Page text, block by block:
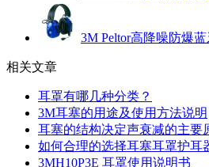
3M Peltor高降噪防爆
相关文章
耳罩有哪几种分类？
3M耳塞的用途及使用方法说明
耳塞的结构决定声衰减的主要
如何合理的选择耳塞耳罩护耳
3MH10P3E 耳罩使用说明书